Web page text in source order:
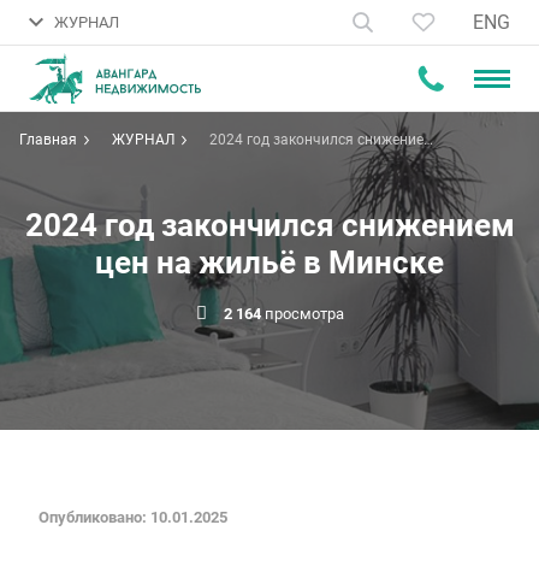
ЖУРНАЛ ENG
Главная ЖУРНАЛ
2024 год закончился снижением
цен на жильё в Минске
2024 год закончился снижением
цен на жильё в Минске
2 164просмотра
Опубликовано: 10.01.2025